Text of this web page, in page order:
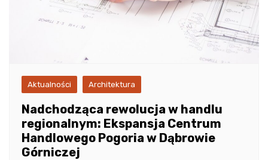
Aktualności Architektura
Nadchodząca rewolucja w handlu
regionalnym: Ekspansja Centrum
Handlowego Pogoria w Dąbrowie
Górniczej